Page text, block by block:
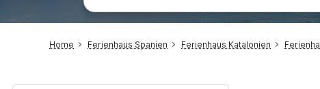
Home Ferienhaus Spanien Ferienhaus Katalonien